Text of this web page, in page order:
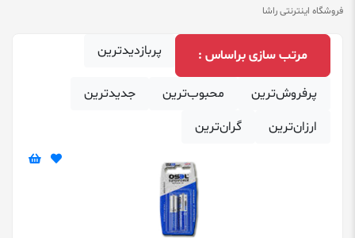
فروشگاه اینترنتی راشا
مرتب‌ سازی براساس : پربازدیدترین
پرفروش‌ترین محبوب‌ترین
‌جدیدترین
ارزان‌ترین
گران‌ترین